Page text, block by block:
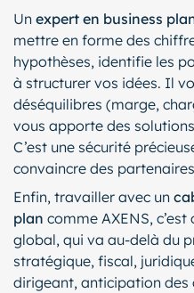
Un expert en business
mettre en forme des
hypothèses, identifie les
à structurer vos idées. Il
déséquilibres (marge,
vous apporte des
C’est une sécurité
convaincre des
Enfin, travailler avec un
plan comme AXENS,
global, qui va au-delà du
stratégique, fiscal,
dirigeant, anticipation des